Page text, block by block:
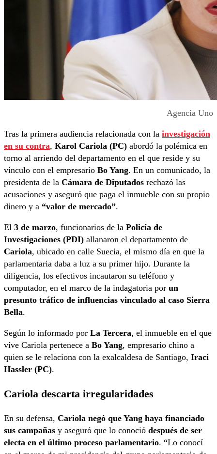
Agencia Uno
Tras la primera audiencia relacionada con la investigación
en su contra, Karol Cariola (PC) abordó la polémica en
torno al arriendo del departamento en el que reside y su
vínculo con el empresario Bo Yang. En un comunicado, la
presidenta de la Cámara de Diputados rechazó las
acusaciones y aseguró que paga el inmueble con su propio
dinero y a “valor de mercado”.
El 3 de marzo, funcionarios de la Policía de
Investigaciones (PDI) allanaron el departamento de
Cariola, ubicado en calle Suecia, el mismo día en que la
parlamentaria daba a luz a su primer hijo. Durante la
diligencia, los efectivos incautaron su teléfono y
computador, en el marco de la indagatoria por un
presunto tráfico de influencias vinculado al caso Sierra
Bella.
Según lo informado por La Tercera, el inmueble en el que
vive Cariola pertenece a Bo Yang, empresario chino a
quien se le relaciona con la exalcaldesa de Santiago, Irací
Hassler (PC).
Cariola descarta irregularidades
En su defensa, Cariola negó que Yang haya financiado
sus campañas y aseguró que lo conoció después de ser
electa en el último proceso parlamentario. “Lo conocí